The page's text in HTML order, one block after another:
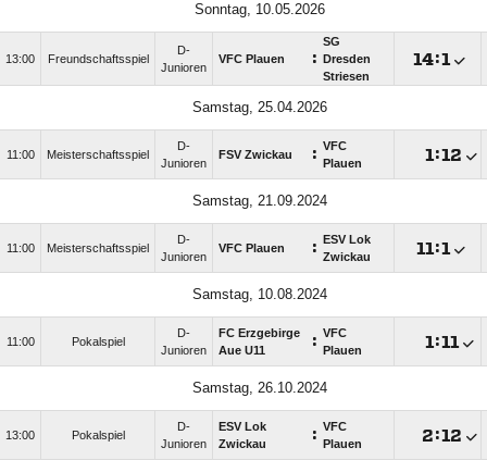
Sonntag, 10.05.2026
13:00 Freundschaftsspiel
D-
Junioren
VFC Plauen :
SG
Dresden
Striesen
:
Samstag, 25.04.2026
11:00 Meisterschaftsspiel
D-
Junioren
FSV Zwickau : VFC
Plauen
:
Samstag, 21.09.2024
11:00 Meisterschaftsspiel
D-
Junioren
VFC Plauen :
ESV Lok
Zwickau
:
Samstag, 10.08.2024
11:00 Pokalspiel
D-
Junioren
FC Erzgebirge
Aue U11
: VFC
Plauen
:
Samstag, 26.10.2024
13:00 Pokalspiel
D-
Junioren
ESV Lok
Zwickau
: VFC
Plauen
: